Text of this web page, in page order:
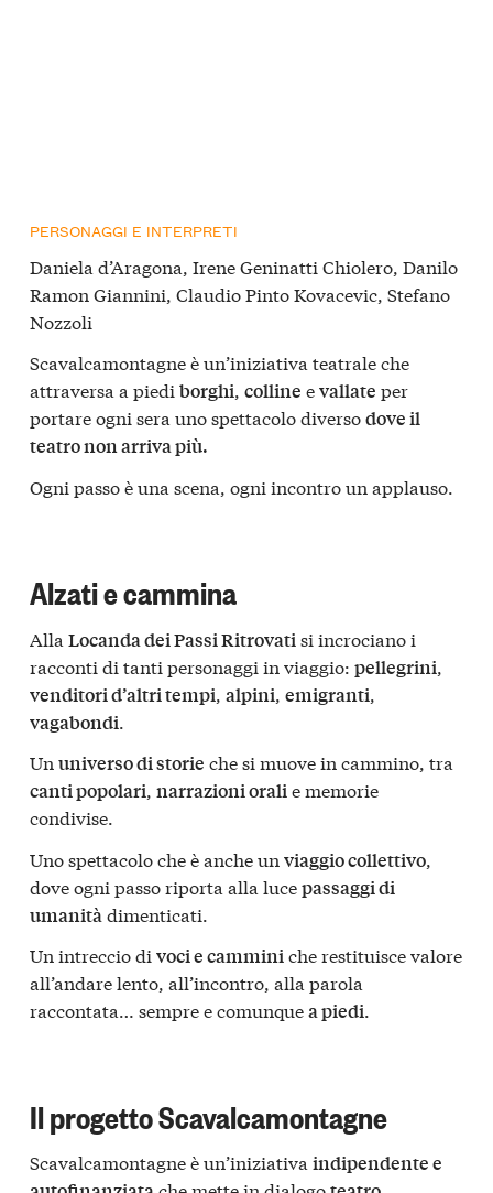
PERSONAGGI E INTERPRETI
Daniela d’Aragona, Irene Geninatti Chiolero, Danilo
Ramon Giannini, Claudio Pinto Kovacevic, Stefano
Nozzoli
Scavalcamontagne è un’iniziativa teatrale che
attraversa a piedi borghi, colline evallate per
portare ogni sera uno spettacolo diversodove il
teatro non arriva più.
Ogni passo è una scena, ogni incontro un applauso.
Alzati e cammina
Alla Locanda dei Passi Ritrovati si incrociano i
racconti di tanti personaggi in viaggio: pellegrini
venditori d’altri tempi alpini emigranti
vagabondi
Un universo di storie che si muove in cammino, tra
canti popolari, narrazioni oralie memorie
condivise.
Uno spettacolo che è anche un viaggio collettivo,
dove ogni passo riporta alla lucepassaggi di
umanitàdimenticati.
Un intreccio di voci e camminiche restituisce valore
all’andare lento, all’incontro, alla parola
raccontata… sempre e comunquea piedi.
Il progetto Scavalcamontagne
Scavalcamontagne è un’iniziativa indipendente e